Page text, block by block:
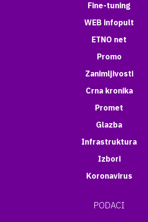
Fine-tuning
WEB infopult
ETNO net
Promo
Zanimljivosti
Crna kronika
Promet
Glazba
Infrastruktura
Izbori
Koronavirus
PODACI